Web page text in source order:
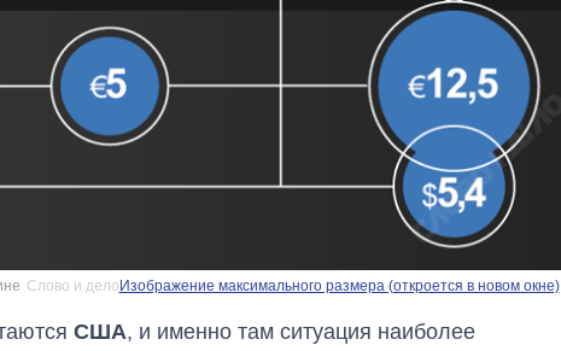
Слово и делоИзображение максимального размера (откроется в новом окне)
США, и именно там ситуация наиболее